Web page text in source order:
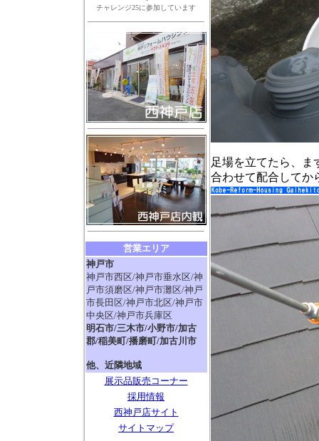
チャレンジ25に参加しています
営業エリア
神戸市
神戸市西区/神戸市垂水区/神
戸市須磨区/神戸市灘区/神戸
市長田区/神戸市北区/神戸市
中央区/神戸市兵庫区
明石市/三木市/小野市/加古
郡/稲美町/播磨町/加古川市
他、近隣地域
展示品販売コーナー
採用情報
西神戸店サイト
サイトマップ
足場を立てたら、ま
合わせて配合してか